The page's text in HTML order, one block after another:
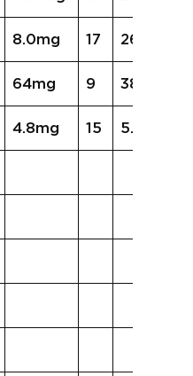
8.0mg 17 26.2mg
64mg 9 38mg
4.8mg 15 5.1mg